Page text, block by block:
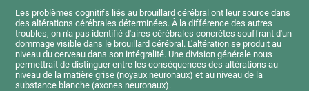
Les problèmes cognitifs liés au brouillard cérébral ont leur source dans
des altérations cérébrales déterminées. À la différence des autres
troubles, on n'a pas identifié d'aires cérébrales concrètes souffrant d'un
dommage visible dans le brouillard cérébral. L'altération se produit au
niveau du cerveau dans son intégralité. Une division générale nous
permettrait de distinguer entre les conséquences des altérations au
niveau de la matière grise (noyaux neuronaux) et au niveau de la
substance blanche (axones neuronaux).